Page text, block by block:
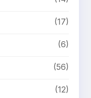
(17)
(6)
(56)
(12)